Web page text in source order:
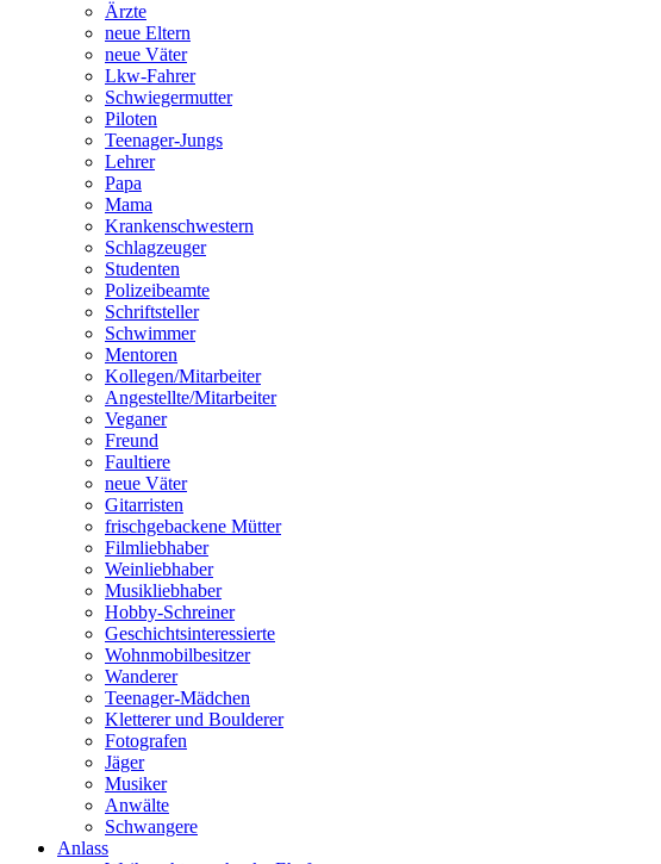
Ärzte
neue Eltern
neue Väter
Lkw-Fahrer
Schwiegermutter
Piloten
Teenager-Jungs
Lehrer
Papa
Mama
Krankenschwestern
Schlagzeuger
Studenten
Polizeibeamte
Schriftsteller
Schwimmer
Mentoren
Kollegen/Mitarbeiter
Angestellte/Mitarbeiter
Veganer
Freund
Faultiere
neue Väter
Gitarristen
frischgebackene Mütter
Filmliebhaber
Weinliebhaber
Musikliebhaber
Hobby-Schreiner
Geschichtsinteressierte
Wohnmobilbesitzer
Wanderer
Teenager-Mädchen
Kletterer und Boulderer
Fotografen
Jäger
Musiker
Anwälte
Schwangere
Anlass